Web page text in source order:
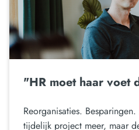
"HR moet haar voet
Reorganisaties.
tijdelijk project meer, maar